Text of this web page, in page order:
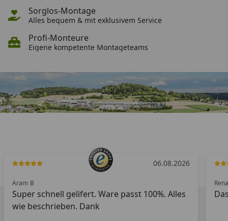
Sorglos-Montage
Sorglos-Montage
Alles bequem & mit exklusivem Service
Profi-Monteure
Profi-Monteure
Eigene kompetente Montageteams
06.08.2026
Aram B
Super schnell gelifert. Ware passt 100%. Alles
wie beschrieben. Dank